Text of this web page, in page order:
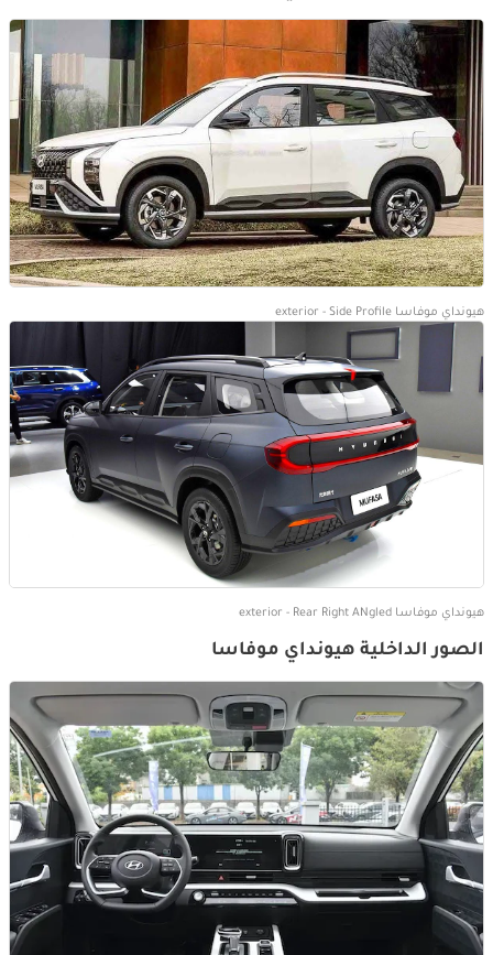
هيونداي موفاسا exterior - Side Profile
هيونداي موفاسا exterior - Rear Right ANgled
الصور الداخلية هيونداي موفاسا